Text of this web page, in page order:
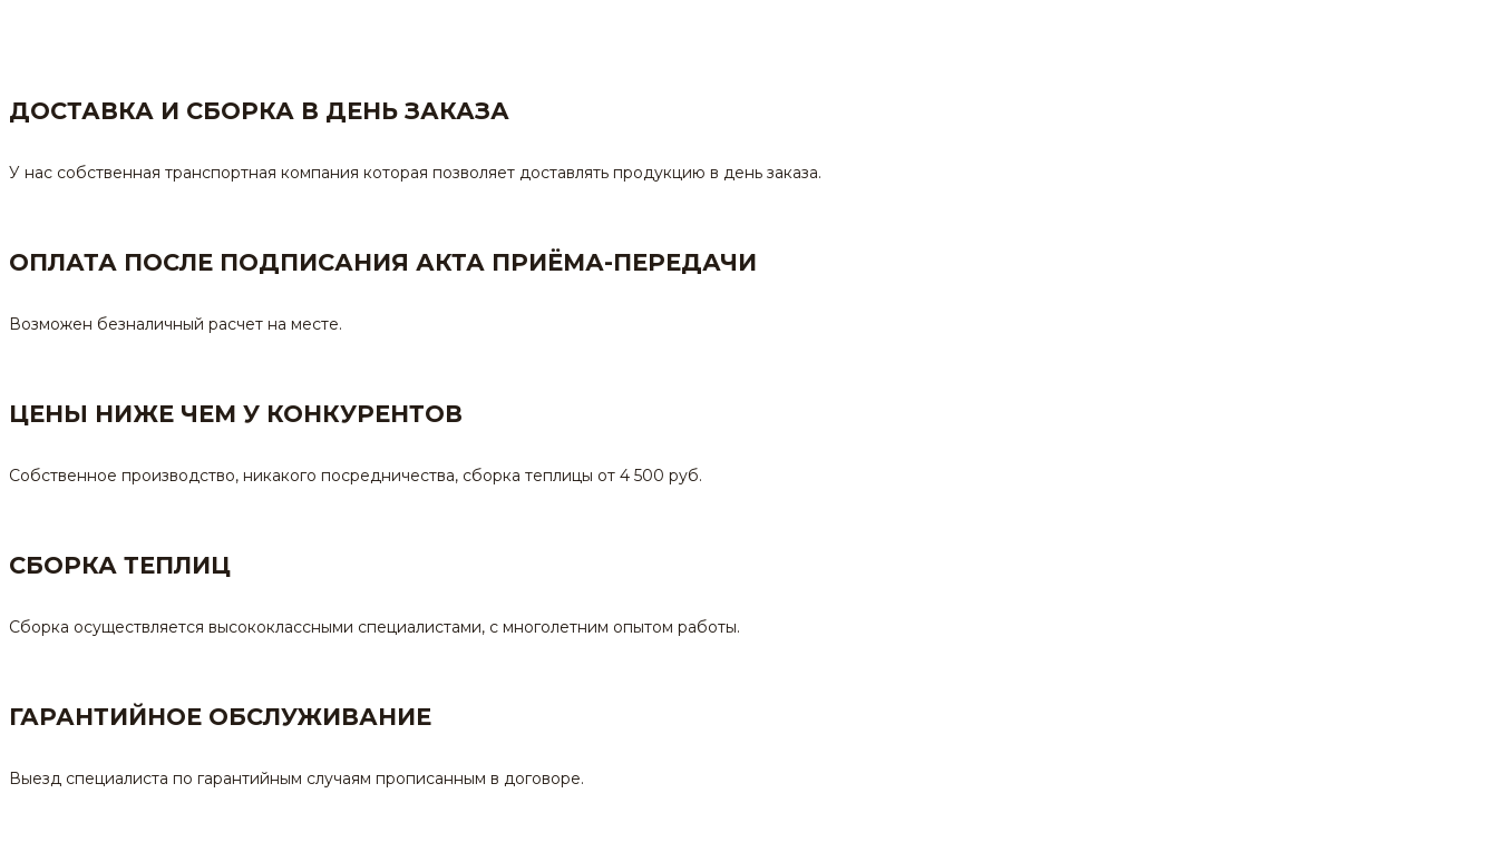
ДОСТАВКА И СБОРКА В ДЕНЬ ЗАКАЗА
У нас собственная транспортная компания которая позволяет доставлять продукцию в день заказа.
ОПЛАТА ПОСЛЕ ПОДПИСАНИЯ АКТА ПРИЁМА-ПЕРЕДАЧИ
Возможен безналичный расчет на месте.
ЦЕНЫ НИЖЕ ЧЕМ У КОНКУРЕНТОВ
Собственное производство, никакого посредничества, сборка теплицы от 4 500 руб.
СБОРКА ТЕПЛИЦ
Сборка осуществляется высококлассными специалистами, с многолетним опытом работы.
ГАРАНТИЙНОЕ ОБСЛУЖИВАНИЕ
Выезд специалиста по гарантийным случаям прописанным в договоре.